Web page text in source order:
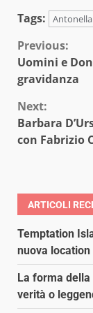
Tags:
Continue
Reading
Previous:
Uomini e
gravidanza
Next:
Barbara
con Fabrizio
ARTICOLI
Temptation
nuova location
La forma
verità o